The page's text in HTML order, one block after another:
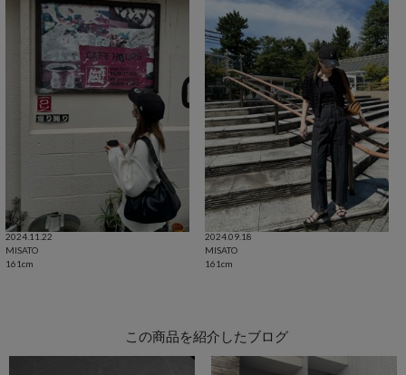
2024.11.22
MISATO
161cm
2024.09.18
MISATO
161cm
この商品を紹介したブログ